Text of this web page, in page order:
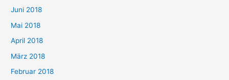
Juni 2018
Mai 2018
April 2018
März 2018
Februar 2018